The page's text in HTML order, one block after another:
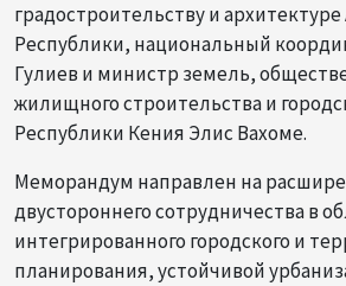
градостроительству и
Республики, национальный
Гулиев и министр земель,
жилищного строительства и
Республики Кения Элис Вахоме.
Меморандум направлен на
двустороннего сотрудничества в
интегрированного городского и
планирования, устойчивой